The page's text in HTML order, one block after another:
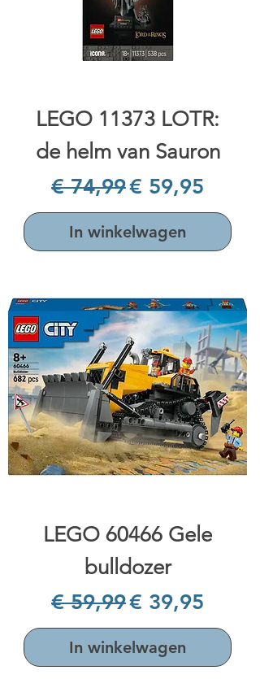
LEGO 11373 LOTR:
de helm van Sauron
Normale prijs
€ 74,99Verkoopprijs
€ 59,95
In winkelwagen
LEGO 60466 Gele
bulldozer
Normale prijs
€ 59,99Verkoopprijs
€ 39,95
In winkelwagen